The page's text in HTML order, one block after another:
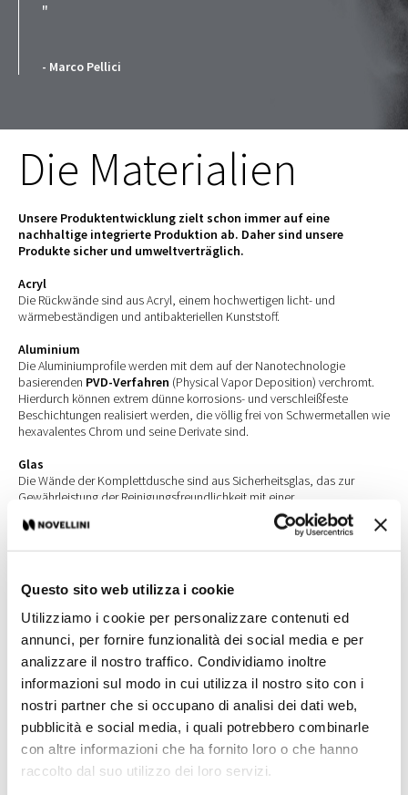
Questo sito web utilizza i cookie
Utilizziamo i cookie per personalizzare contenuti ed
annunci, per fornire funzionalità dei social media e per
analizzare il nostro traffico. Condividiamo inoltre
informazioni sul modo in cui utilizza il nostro sito con i
nostri partner che si occupano di analisi dei dati web,
pubblicità e social media, i quali potrebbero combinarle
con altre informazioni che ha fornito loro o che hanno
raccolto dal suo utilizzo dei loro servizi.
"
- Marco Pellici
Die Materialien
Unsere Produktentwicklung zielt schon immer auf eine
nachhaltige integrierte Produktion ab. Daher sind unsere
Produkte sicher und umweltverträglich.
Acryl
Die Rückwände sind aus Acryl, einem hochwertigen licht- und
wärmebeständigen und antibakteriellen Kunststoff.
Aluminium
Die Aluminiumprofile werden mit dem auf der Nanotechnologie
basierenden PVD-Verfahren (Physical Vapor Deposition) verchromt.
Hierdurch können extrem dünne korrosions- und verschleißfeste
Beschichtungen realisiert werden, die völlig frei von Schwermetallen wie
hexavalentes Chrom und seine Derivate sind.
Glas
Die Wände der Komplettdusche sind aus Sicherheitsglas, das zur
Gewährleistung der Reinigungsfreundlichkeit mit einer